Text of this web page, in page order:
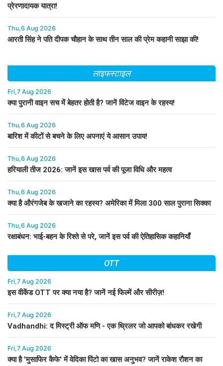
प्रेरणादायक यात्रा!
Thu,6 Aug 2026
आरती सिंह ने पति दीपक चौहान के साथ तीन साल की प्रेम कहानी साझा की!
लाइफस्टाइल
Fri,7 Aug 2026
क्या पुरानी वाइन सच में बेहतर होती है? जानें विंटेज वाइन के रहस्य!
Thu,6 Aug 2026
बारिश में कीटों से बचने के लिए अपनाएं ये आसान उपाय!
Thu,6 Aug 2026
हरियाली तीज 2026: जानें इस खास पर्व की पूजा विधि और महत्व
Thu,6 Aug 2026
क्या है औरंगजेब के खजाने का रहस्य? अमेरिका में मिला 300 साल पुराना सिक्का
Thu,6 Aug 2026
रक्षाबंधन: भाई-बहन के रिश्ते से परे, जानें इस पर्व की ऐतिहासिक कहानियाँ
OTT
Fri,7 Aug 2026
इस वीकेंड OTT पर क्या नया है? जानें नई फिल्में और सीरीज़!
Fri,7 Aug 2026
Vadhandhi: द मिस्ट्री ऑफ मणि - एक थ्रिलर जो आपको बांधकर रखेगी
Fri,7 Aug 2026
क्या है 'मुसाफिर कैफे' में वेदिका पिंटो का खास अनुभव? जानें राकेश रौशन का